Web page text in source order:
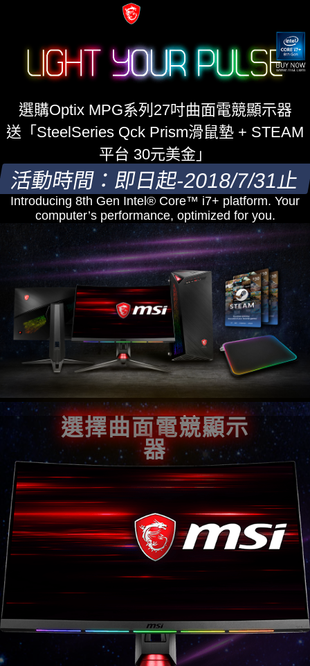
選購Optix MPG系列27吋曲面電競顯示器
送「SteelSeries Qck Prism滑鼠墊 + STEAM
平台 30元美金」
活動時間：即日起-2018/7/31止
Introducing 8th Gen Intel® Core™ i7+ platform. Your
computer’s performance, optimized for you.
選擇曲面電競顯示
器